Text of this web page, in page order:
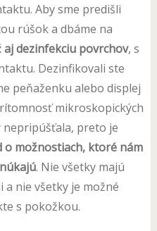
Aby sme predišli
rúšok a dbáme na
dezinfekciu povrchov, s
Dezinfikovali ste
peňaženku alebo displej
mikroskopických
preto je
možnostiach, ktoré nám
. Nie všetky majú
nie všetky je možné
s pokožkou.